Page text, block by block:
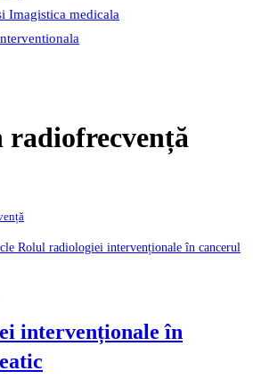
Imagistica medicala
intervenționale în